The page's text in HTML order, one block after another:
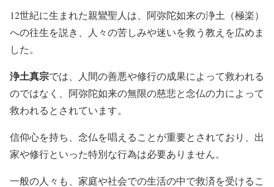
12世紀に生まれた親鸞聖人は、阿弥陀如来の浄土（極楽）
への往生を説き、人々の苦しみや迷いを救う教えを広めま
した。
浄土真宗では、人間の善悪や修行の成果によって救われる
のではなく、阿弥陀如来の無限の慈悲と念仏の力によって
救われるとされています。
信仰心を持ち、念仏を唱えることが重要とされており、出
家や修行といった特別な行為は必要ありません。
一般の人々も、家庭や社会での生活の中で救済を受けるこ